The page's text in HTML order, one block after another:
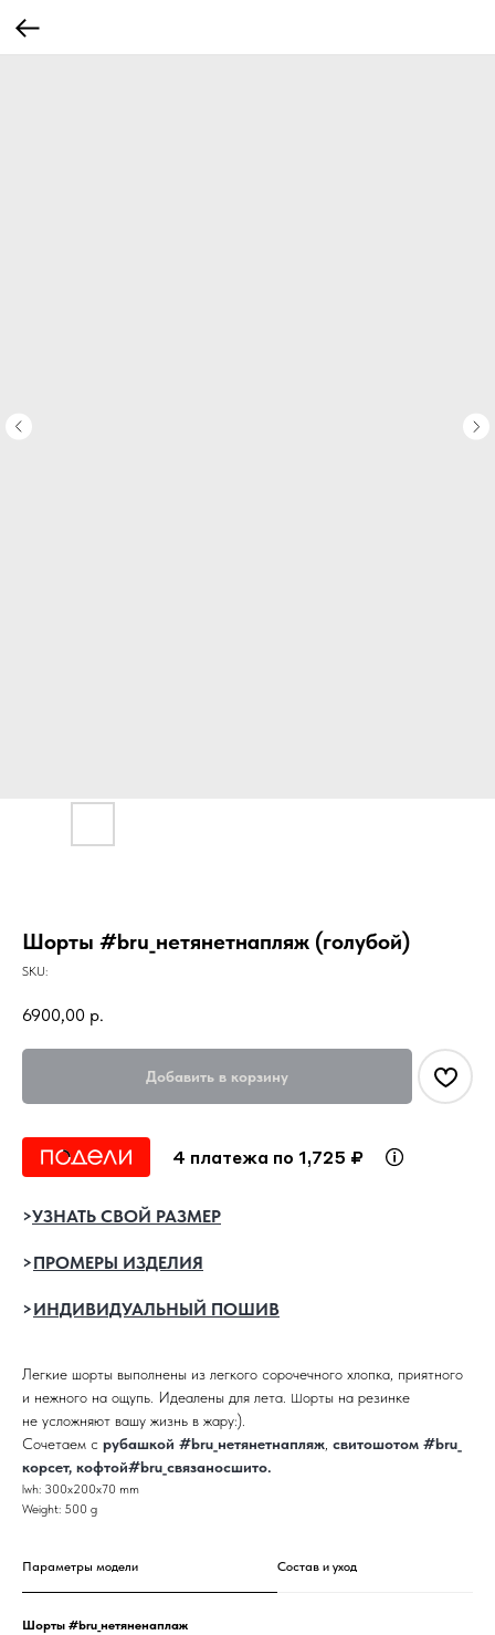
Шорты #bru_нетянетнапляж (голубой)
SKU:
6900,00 р.
Добавить в корзину
4 платежа по 1,725 ₽
>УЗНАТЬ СВОЙ РАЗМЕР
>ПРОМЕРЫ ИЗДЕЛИЯ
>ИНДИВИДУАЛЬНЫЙ ПОШИВ
Легкие шорты выполнены из легкого сорочечного хлопка, приятного
и нежного на ощупь. Идеалены для лета. Шорты на резинке
не усложняют вашу жизнь в жару:).
Сочетаем с рубашкой #bru_нетянетнапляж свитошотом #bru_
корсет, кофтой#bru_связаносшито.
lwh: 300x200x70 mm
Weight: 500 g
Параметры модели Состав и уход
Шорты #bru_нетяненаплаж